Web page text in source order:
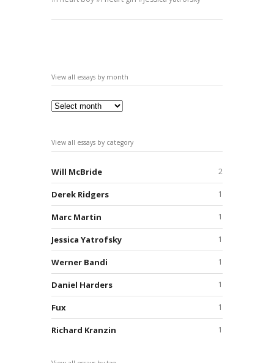
View all essays by month
View all essays by category
2
Will McBride
1
Derek Ridgers
1
Marc Martin
1
Jessica Yatrofsky
1
Werner Bandi
1
Daniel Harders
1
Fux
1
Richard Kranzin